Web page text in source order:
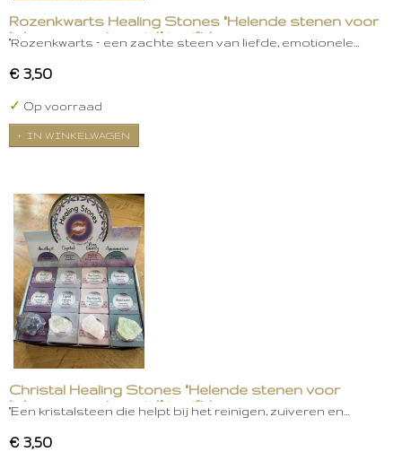
Rozenkwarts Healing Stones "Helende stenen voor
lichaam, geest en ziel." in gift box
"Rozenkwarts – een zachte steen van liefde, emotionele…
€ 3,50
✓ Op voorraad
IN WINKELWAGEN
Christal Healing Stones "Helende stenen voor
lichaam, geest en ziel." in gift box
"Een kristalsteen die helpt bij het reinigen, zuiveren en…
€ 3,50